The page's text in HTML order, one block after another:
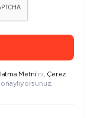
Metni’ni, Çerez
onaylıyorsunuz.